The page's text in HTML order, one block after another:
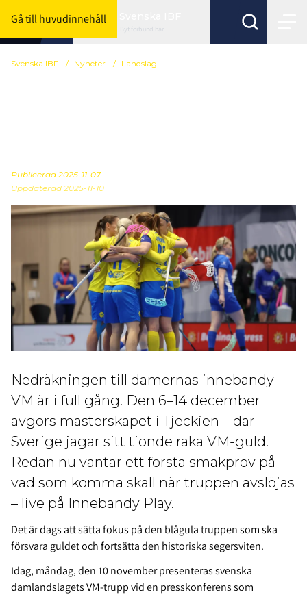
Gå till huvudinnehåll
Byt förbund här
Svenska IBF / Nyheter / Landslag
Publicerad 2025-11-07
Uppdaterad 2025-11-10
Nedräkningen till damernas innebandy-
VM är i full gång. Den 6–14 december
avgörs mästerskapet i Tjeckien – där
Sverige jagar sitt tionde raka VM-guld.
Redan nu väntar ett första smakprov på
vad som komma skall när truppen avslöjas
– live på Innebandy Play.
Det är dags att sätta fokus på den blågula truppen som ska
försvara guldet och fortsätta den historiska segersviten.
Idag, måndag, den 10 november presenteras svenska
damlandslagets VM-trupp vid en presskonferens som